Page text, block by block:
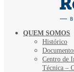
QUEM SOMOS
Histórico
Centro de
Técnica –